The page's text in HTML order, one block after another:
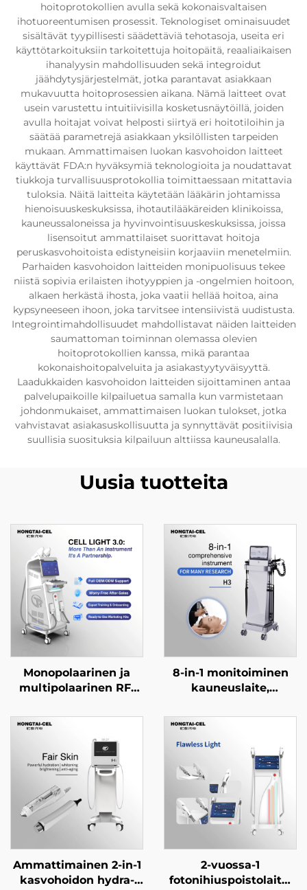
hoitoprotokollien avulla sekä kokonaisvaltaisen
ihotuoreentumisen prosessit. Teknologiset ominaisuudet
sisältävät tyypillisesti säädettäviä tehotasoja, useita eri
käyttötarkoituksiin tarkoitettuja hoitopäitä, reaaliaikaisen
ihanalyysin mahdollisuuden sekä integroidut
jäähdytysjärjestelmät, jotka parantavat asiakkaan
mukavuutta hoitoprosessien aikana. Nämä laitteet ovat
usein varustettu intuitiivisilla kosketusnäytöillä, joiden
avulla hoitajat voivat helposti siirtyä eri hoitotiloihin ja
säätää parametrejä asiakkaan yksilöllisten tarpeiden
mukaan. Ammattimaisen luokan kasvohoidon laitteet
käyttävät FDA:n hyväksymiä teknologioita ja noudattavat
tiukkoja turvallisuusprotokollia toimittaessaan mitattavia
tuloksia. Näitä laitteita käytetään lääkärin johtamissa
hienoisuuskeskuksissa, ihotautilääkäreiden klinikoissa,
kauneussaloneissa ja hyvinvointisuuskeskuksissa, joissa
lisensoitut ammattilaiset suorittavat hoitoja
peruskasvohoitoista edistyneisiin korjaaviin menetelmiin.
Parhaiden kasvohoidon laitteiden monipuolisuus tekee
niistä sopivia erilaisten ihotyyppien ja -ongelmien hoitoon,
alkaen herkästä ihosta, joka vaatii hellää hoitoa, aina
kypsyneeseen ihoon, joka tarvitsee intensiivistä uudistusta.
Integrointimahdollisuudet mahdollistavat näiden laitteiden
saumattoman toiminnan olemassa olevien
hoitoprotokollien kanssa, mikä parantaa
kokonaishoitopalveluita ja asiakastyytyväisyyttä.
Laadukkaiden kasvohoidon laitteiden sijoittaminen antaa
palvelupaikoille kilpailuetua samalla kun varmistetaan
johdonmukaiset, ammattimaisen luokan tulokset, jotka
vahvistavat asiakasuskollisuutta ja synnyttävät positiivisia
suullisia suosituksia kilpailuun alttiissa kauneusalalla.
Uusia tuotteita
Monopolaarinen ja
multipolaarinen RF-
keholle: ikääntymisen
estäminen, ryppyjen
poisto, ihon
kiristäminen,
nostaminen ja
muokkaaminen,
hieronta- ja
kauneuslaitteisto
8-in-1 monitoiminen
kauneuslaite,
tarkoitettu
kasvohoidon laite
ammattimaiseen
käyttöön
Ammattimainen 2-in-1
kasvohoidon hydra-
2-vuossa-1
fotonihiuspoistolaite,